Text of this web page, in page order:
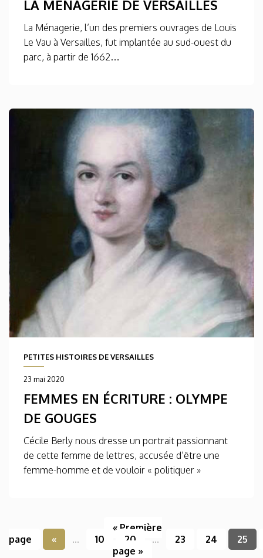
LA MÉNAGERIE DE VERSAILLES
La Ménagerie, l’un des premiers ouvrages de Louis
Le Vau à Versailles, fut implantée au sud-ouest du
parc, à partir de 1662…
PETITES HISTOIRES DE VERSAILLES
23 mai 2020
FEMMES EN ÉCRITURE : OLYMPE
DE GOUGES
Cécile Berly nous dresse un portrait passionnant
de cette femme de lettres, accusée d’être une
femme-homme et de vouloir « politiquer »
« Première
page
« ... 10 20 ... 23 24
25
page »